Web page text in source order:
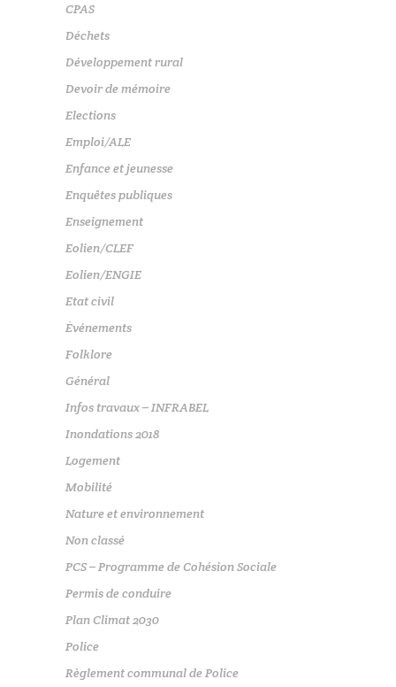
CPAS
Déchets
Développement rural
Devoir de mémoire
Elections
Emploi/ALE
Enfance et jeunesse
Enquêtes publiques
Enseignement
Eolien/CLEF
Eolien/ENGIE
Etat civil
Événements
Folklore
Général
Infos travaux – INFRABEL
Inondations 2018
Logement
Mobilité
Nature et environnement
Non classé
PCS – Programme de Cohésion Sociale
Permis de conduire
Plan Climat 2030
Police
Règlement communal de Police